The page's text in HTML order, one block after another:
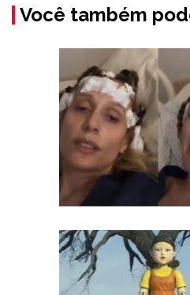
Você também